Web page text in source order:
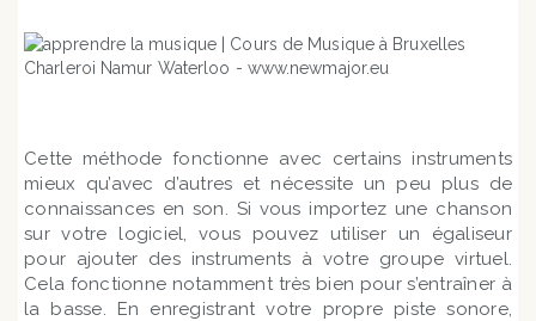
Cette méthode fonctionne avec certains instruments
mieux qu’avec d’autres et nécessite un peu plus de
connaissances en son. Si vous importez une chanson
sur votre logiciel, vous pouvez utiliser un égaliseur
pour ajouter des instruments à votre groupe virtuel.
Cela fonctionne notamment très bien pour s’entraîner à
la basse. En enregistrant votre propre piste sonore,